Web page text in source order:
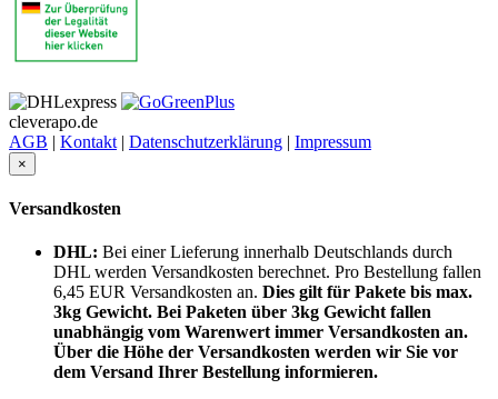
cleverapo.de
AGB | Kontakt | Datenschutzerklärung | Impressum
×
Versandkosten
DHL: Bei einer Lieferung innerhalb Deutschlands durch
DHL werden Versandkosten berechnet. Pro Bestellung fallen
6,45 EUR Versandkosten an. Dies gilt für Pakete bis max.
3kg Gewicht. Bei Paketen über 3kg Gewicht fallen
unabhängig vom Warenwert immer Versandkosten an.
Über die Höhe der Versandkosten werden wir Sie vor
dem Versand Ihrer Bestellung informieren.